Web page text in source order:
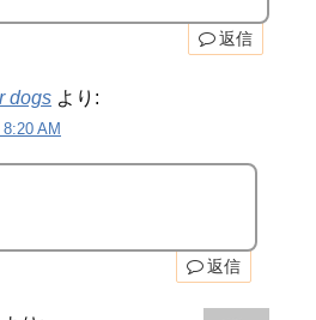
返信
dogs より:
AM
返信